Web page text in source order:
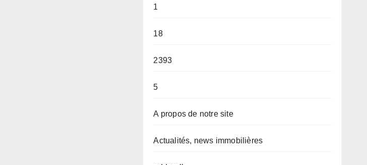
1
18
2393
5
A propos de notre site
Actualités, news immobilières